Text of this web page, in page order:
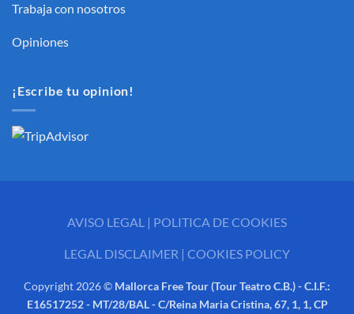
Trabaja con nosotros
Opiniones
¡Escribe tu opinion!
AVISO LEGAL | POLITICA DE COOKIES
LEGAL DISCLAIMER | COOKIES POLICY
Copyright 2026 © Mallorca Free Tour (Tour Teatro C.B.) - C.I.F.:
E16517252 - MT/28/BAL - C/Reina Maria Cristina, 67, 1, 1, CP